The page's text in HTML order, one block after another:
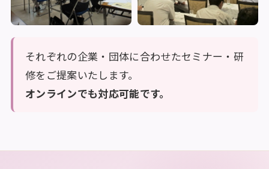
それぞれの企業・団体に合わせたセミナー・研
修をご提案いたします。
オンラインでも対応可能です。